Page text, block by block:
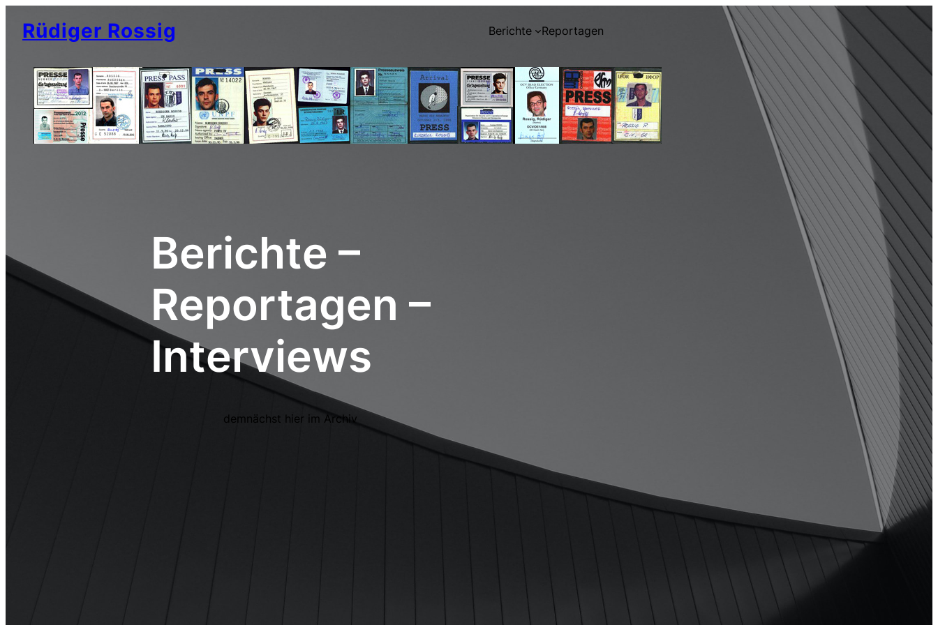
Rüdiger Rossig Berichte Reportagen
Berichte –
Reportagen –
Interviews
demnächst hier im Archiv